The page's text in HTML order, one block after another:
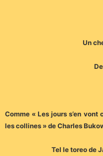
Un
Comme « Les jours s’en
les collines » de Charles
Tel le toreo de